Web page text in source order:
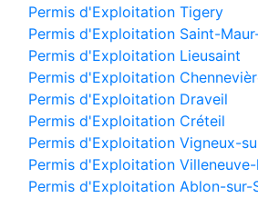
Permis d'Exploitation Tigery
Permis d'Exploitation Saint-
Permis d'Exploitation Lieusaint
Permis d'Exploitation
Permis d'Exploitation Draveil
Permis d'Exploitation Créteil
Permis d'Exploitation Vigneux-
Permis d'Exploitation
Permis d'Exploitation Ablon-sur-